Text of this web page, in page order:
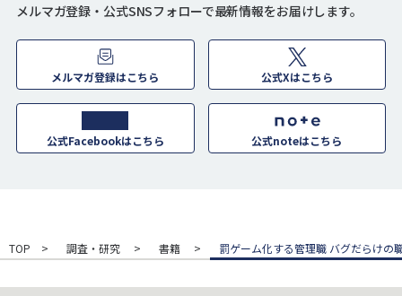
メルマガ登録・公式SNSフォローで最新情報をお届けします。
メルマガ登録はこちら 公式Xはこちら
公式Facebookはこちら 公式noteはこちら
TOP 調査・研究 書籍 罰ゲーム化する管理職 バグだらけの